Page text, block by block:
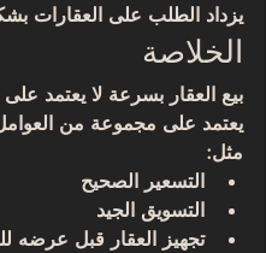
يزداد الطلب على العقارات
الخلاصة
بيع العقار بسرعة لا يعتمد
يعتمد على مجموعة من
مثل:
التسعير الصحيح
التسويق الجيد
تجهيز العقار قبل عرضه